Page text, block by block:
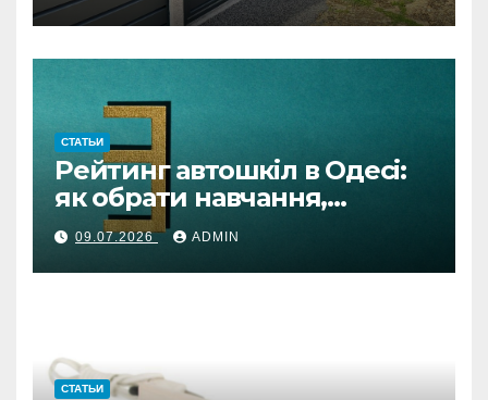
СТАТЬИ
Рейтинг автошкіл в Одесі:
як обрати навчання,
автоінструктора та
підготовку онлайн
09.07.2026 ADMIN
СТАТЬИ